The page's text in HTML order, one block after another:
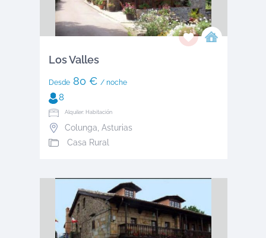
Los Valles
Desde80 € / noche
8
Alquiler: Habitación
Colunga Asturias
Casa Rural